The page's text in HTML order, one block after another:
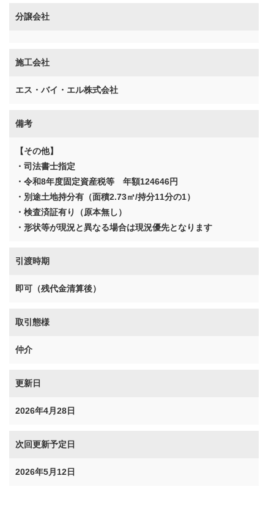
分譲会社
施工会社
エス・バイ・エル株式会社
備考
【その他】
・司法書士指定
・令和8年度固定資産税等 年額124646円
・別途土地持分有（面積2.73㎡/持分11分の1）
・検査済証有り（原本無し）
・形状等が現況と異なる場合は現況優先となります
引渡時期
即可（残代金清算後）
取引態様
仲介
更新日
2026年4月28日
次回更新予定日
2026年5月12日